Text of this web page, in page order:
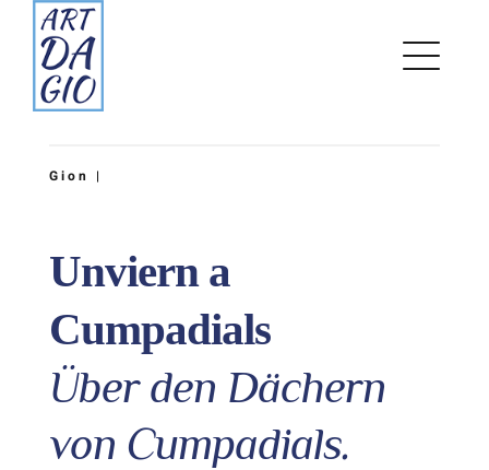
Inhalt
springen
Gion |
Unviern a
Cumpadials
Über den Dächern
von Cumpadials.